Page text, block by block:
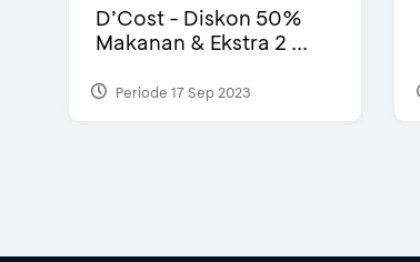
D’Cost - Diskon 50%
Makanan & Ekstra 2 ...
Periode 17 Sep 2023